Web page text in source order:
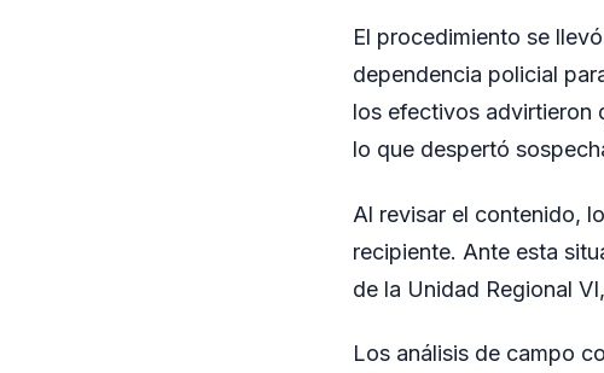
El procedimiento se
dependencia policial
los efectivos advirtieron
lo que despertó
Al revisar el contenido,
recipiente. Ante esta
de la Unidad Regional
Los análisis de campo